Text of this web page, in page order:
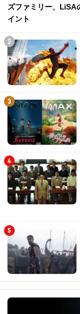
ズファミリー、LiSA
イント